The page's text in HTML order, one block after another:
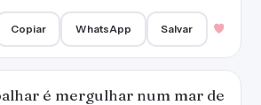
Copiar WhatsApp Salvar
é mergulhar num mar de